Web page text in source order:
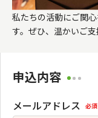
私たちの活動にご関
す。ぜひ、温かいご支
申込内容
メールアドレス 必須